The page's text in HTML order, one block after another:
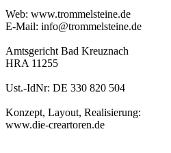
Web: www.trommelsteine.de
E-Mail: info@trommelsteine.de
Amtsgericht Bad Kreuznach
HRA 11255
Ust.-IdNr: DE 330 820 504
Konzept, Layout, Realisierung:
www.die-creartoren.de